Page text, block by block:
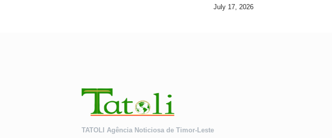
July 17, 2026
TATOLI Agência Noticiosa de Timor-Leste